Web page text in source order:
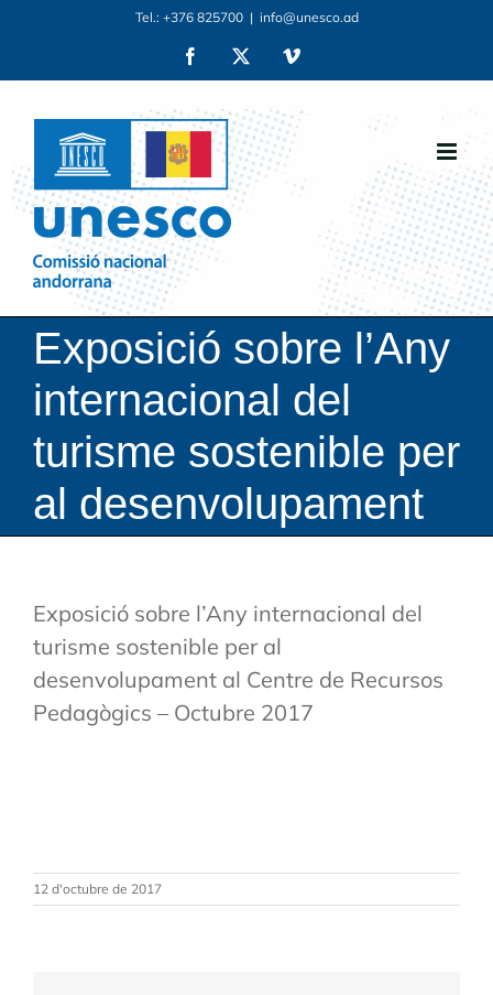
content
Tel.: +376 825700 | info@unesco.ad
Facebook Vimeo
Exposició sobre l’Any
internacional del
turisme sostenible per
al desenvolupament
Exposició sobre l’Any internacional del
turisme sostenible per al
desenvolupament al Centre de Recursos
Pedagògics – Octubre 2017
12 d'octubre de 2017